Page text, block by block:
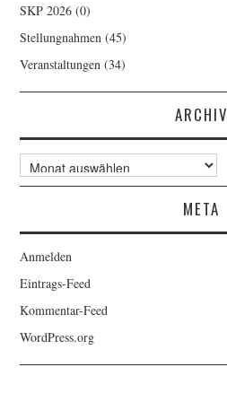
SKP 2026 (0)
Stellungnahmen (45)
Veranstaltungen (34)
ARCHIV
Archiv
META
Anmelden
Eintrags-Feed
Kommentar-Feed
WordPress.org